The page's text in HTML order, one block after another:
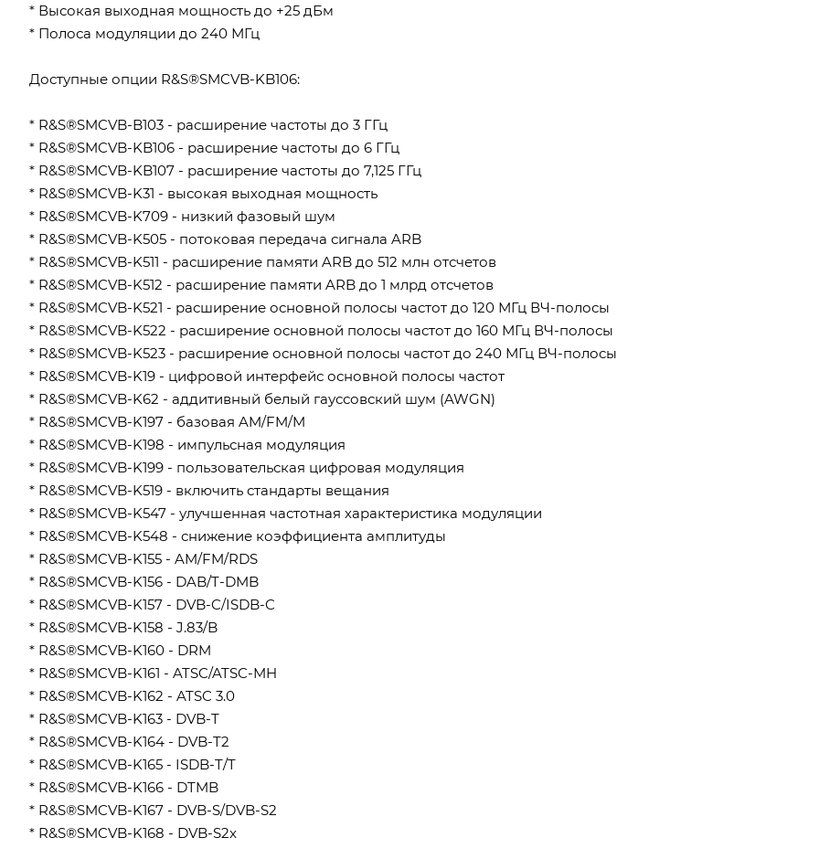
* Высокая выходная мощность до +25 дБм
* Полоса модуляции до 240 МГц
Доступные опции R&S®SMCVB-KB106:
* R&S®SMCVB-B103 - расширение частоты до 3 ГГц
* R&S®SMCVB-KB106 - расширение частоты до 6 ГГц
* R&S®SMCVB-KB107 - расширение частоты до 7,125 ГГц
* R&S®SMCVB-K31 - высокая выходная мощность
* R&S®SMCVB-K709 - низкий фазовый шум
* R&S®SMCVB-K505 - потоковая передача сигнала ARB
* R&S®SMCVB-K511 - расширение памяти ARB до 512 млн отсчетов
* R&S®SMCVB-K512 - расширение памяти ARB до 1 млрд отсчетов
* R&S®SMCVB-K521 - расширение основной полосы частот до 120 МГц ВЧ-полосы
* R&S®SMCVB-K522 - расширение основной полосы частот до 160 МГц ВЧ-полосы
* R&S®SMCVB-K523 - расширение основной полосы частот до 240 МГц ВЧ-полосы
* R&S®SMCVB-K19 - цифровой интерфейс основной полосы частот
* R&S®SMCVB-K62 - аддитивный белый гауссовский шум (AWGN)
* R&S®SMCVB-K197 - базовая AM/FM/M
* R&S®SMCVB-K198 - импульсная модуляция
* R&S®SMCVB-K199 - пользовательская цифровая модуляция
* R&S®SMCVB-K519 - включить стандарты вещания
* R&S®SMCVB-K547 - улучшенная частотная характеристика модуляции
* R&S®SMCVB-K548 - снижение коэффициента амплитуды
* R&S®SMCVB-K155 - AM/FM/RDS
* R&S®SMCVB-K156 - DAB/T-DMB
* R&S®SMCVB-K157 - DVB-C/ISDB-C
* R&S®SMCVB-K158 - J.83/B
* R&S®SMCVB-K160 - DRM
* R&S®SMCVB-K161 - ATSC/ATSC-MH
* R&S®SMCVB-K162 - ATSC 3.0
* R&S®SMCVB-K163 - DVB-T
* R&S®SMCVB-K164 - DVB-T2
* R&S®SMCVB-K165 - ISDB-T/T
* R&S®SMCVB-K166 - DTMB
* R&S®SMCVB-K167 - DVB-S/DVB-S2
* R&S®SMCVB-K168 - DVB-S2x